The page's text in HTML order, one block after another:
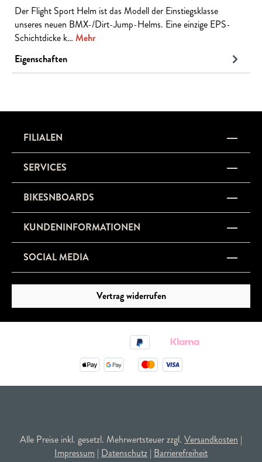
Der Flight Sport Helm ist das Modell der Einstiegsklasse
unseres neuen BMX-/Dirt-Jump-Helms. Eine einzige EPS-
Schichtdicke k… Mehr
Eigenschaften
FILIALEN
SERVICES
BIKESNBOARDS
KUNDENINFORMATIONEN
SOCIAL MEDIA
Vertrag widerrufen
Alle Preise inkl. gesetzl. Mehrwertsteuer zzgl. Versandkosten |
Impressum | Datenschutz | Barrierefreiheit